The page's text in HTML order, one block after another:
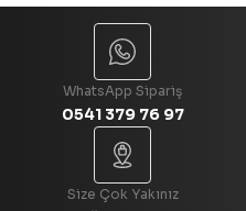
WhatsApp Sipariş
0541 379 76 97
Size Çok Yakınız